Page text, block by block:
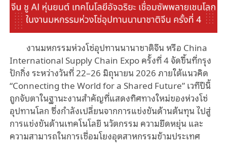
งานมหกรรมห่วงโซ่อุปทานนานาชาติจีน หรือ China
International Supply Chain Expo ครั้งที่ 4 จัดขึ้นที่กรุง
ปักกิ่ง ระหว่างวันที่ 22–26 มิถุนายน 2026 ภายใต้แนวคิด
“Connecting the World for a Shared Future” เวทีปีนี้
ถูกจับตาในฐานะงานสำคัญที่แสดงทิศทางใหม่ของห่วงโซ่
อุปทานโลก ซึ่งกำลังเปลี่ยนจากการแข่งขันด้านต้นทุน ไปสู่
การแข่งขันด้านเทคโนโลยี นวัตกรรม ความยืดหยุ่น และ
ความสามารถในการเชื่อมโยงอุตสาหกรรมข้ามประเทศ